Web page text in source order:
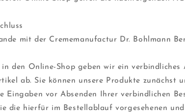
mit der Crememanufactur Dr. Bohlmann
den Online-Shop geben wir ein verbindliches
ab. Sie können unsere Produkte zunächst
Eingaben vor Absenden Ihrer verbindlichen
die hierfür im Bestellablauf vorgesehenen